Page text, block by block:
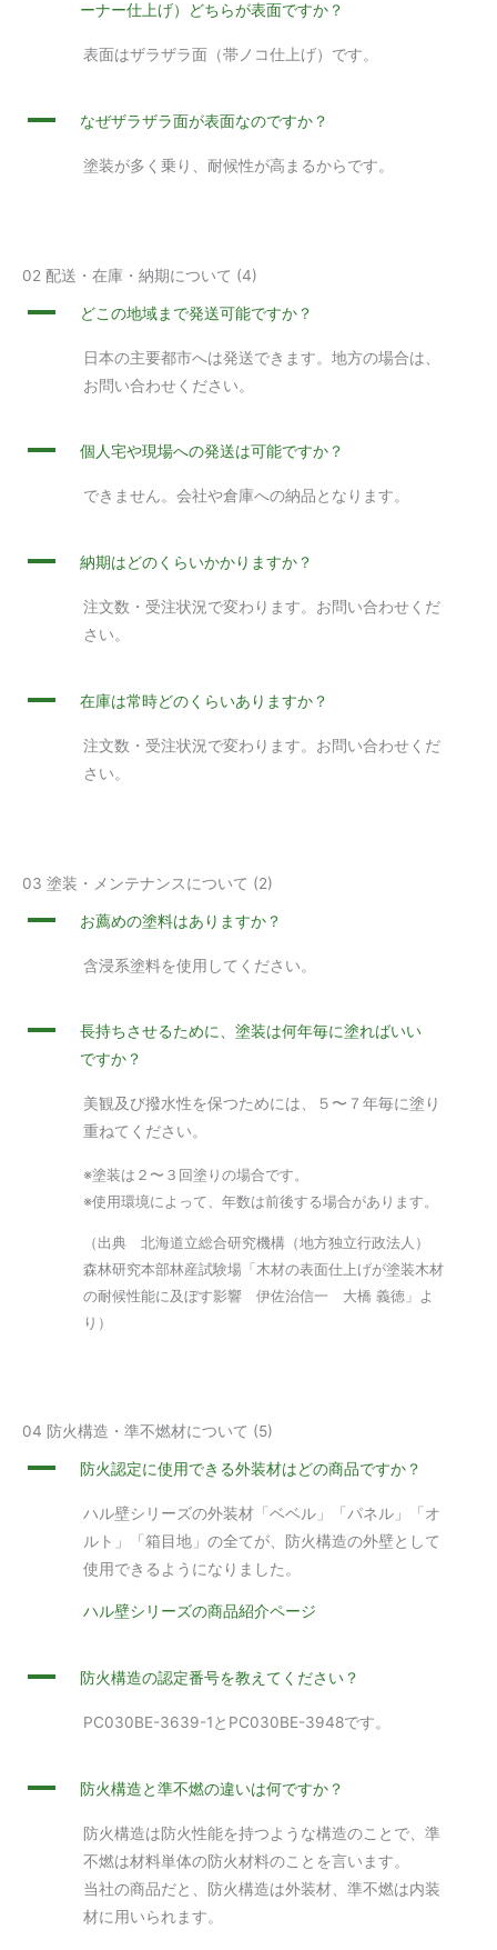
ーナー仕上げ）どちらが表面ですか？
表面はザラザラ面（帯ノコ仕上げ）です。
A なぜザラザラ面が表面なのですか？
塗装が多く乗り、耐候性が高まるからです。
02 配送・在庫・納期について (4)
A どこの地域まで発送可能ですか？
日本の主要都市へは発送できます。地方の場合は、
お問い合わせください。
A 個人宅や現場への発送は可能ですか？
できません。会社や倉庫への納品となります。
A 納期はどのくらいかかりますか？
注文数・受注状況で変わります。お問い合わせくだ
さい。
A 在庫は常時どのくらいありますか？
注文数・受注状況で変わります。お問い合わせくだ
さい。
03 塗装・メンテナンスについて (2)
A お薦めの塗料はありますか？
含浸系塗料を使用してください。
A
長持ちさせるために、塗装は何年毎に塗ればいい
ですか？
美観及び撥水性を保つためには、５〜７年毎に塗り
重ねてください。
※塗装は２〜３回塗りの場合です。
※使用環境によって、年数は前後する場合があります。
（出典 北海道立総合研究機構（地方独立行政法人）
森林研究本部林産試験場「木材の表面仕上げが塗装木材
の耐候性能に及ぼす影響 伊佐治信一 大橋 義徳」よ
り）
04 防火構造・準不燃材について (5)
A 防火認定に使用できる外装材はどの商品ですか？
ハル壁シリーズの外装材「ベベル」「パネル」「オ
ルト」「箱目地」の全てが、防火構造の外壁として
使用できるようになりました。
ハル壁シリーズの商品紹介ページ
A 防火構造の認定番号を教えてください？
PC030BE-3639-1とPC030BE-3948です。
A 防火構造と準不燃の違いは何ですか？
防火構造は防火性能を持つような構造のことで、準
不燃は材料単体の防火材料のことを言います。
当社の商品だと、防火構造は外装材、準不燃は内装
材に用いられます。